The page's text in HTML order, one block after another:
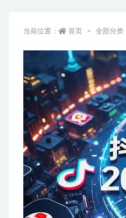
当前位置： 首页 全部分类